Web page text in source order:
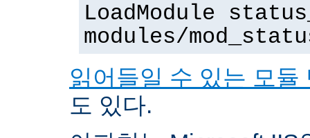
LoadModule
modules/
읽어들일 수 있는 모듈
도 있다.